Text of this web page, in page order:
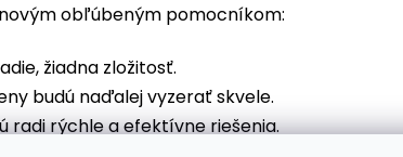
obľúbeným pomocníkom:
žiadna zložitosť.
budú naďalej vyzerať skvele.
radi rýchle a efektívne riešenia.